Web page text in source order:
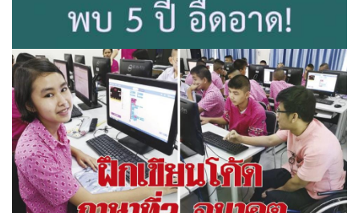
ยกเครื่องกองทุนเทคโนฯการศึกษา พบ5ปีอืดอาด 5 ปีเสร็จ
เพียง 6 โครงการ